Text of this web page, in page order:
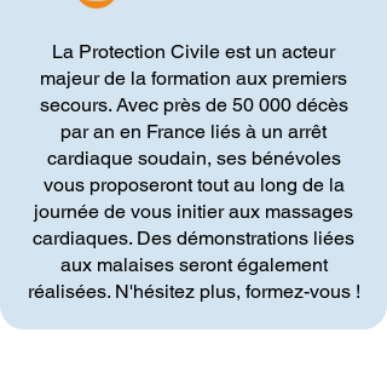
La Protection Civile est un acteur
majeur de la formation aux premiers
secours. Avec près de 50 000 décès
par an en France liés à un arrêt
cardiaque soudain, ses bénévoles
vous proposeront tout au long de la
journée de vous initier aux massages
cardiaques. Des démonstrations liées
aux malaises seront également
réalisées. N'hésitez plus, formez-vous !